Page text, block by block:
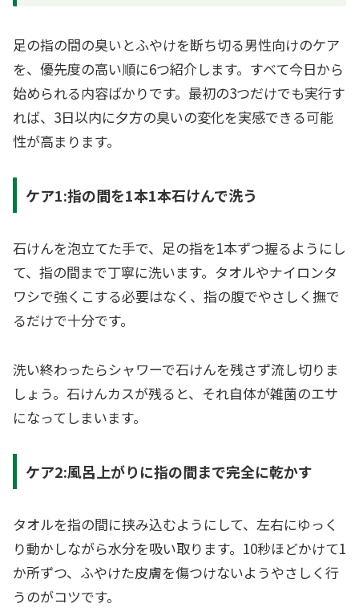
足の指の間の臭いとふやけを断ち切る男性向けのケア
を、優先度の高い順に6つ紹介します。すべて今日から
始められる内容ばかりです。最初の3つだけでも実行す
れば、3日以内に夕方の臭いの変化を実感できる可能
性が高まります。
ケア1:指の間を1本1本石けんで洗う
石けんを泡立てた手で、足の指を1本ずつ握るようにし
て、指の間まで丁寧に洗います。タオルやナイロンタ
ワシで強くこする必要はなく、指の腹でやさしく撫で
るだけで十分です。
洗い終わったらシャワーで石けんを残さず流し切りま
しょう。石けんカスが残ると、それ自体が雑菌のエサ
になってしまいます。
ケア2:風呂上がりに指の間まで完全に乾かす
タオルを指の間に挟み込むようにして、左右にゆっく
り動かしながら水分を吸い取ります。10秒ほどかけて1
か所ずつ、ふやけた皮膚を傷つけないようやさしく行
うのがコツです。